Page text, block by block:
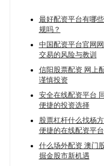
最好配资平台有哪
规吗？
中国配资平台官网
交易的风险与教训
信阳股票配资 网上
谨慎投资
安全在线配资平台
便捷的投资选择
股票杠杆什么找杨
便捷的在线配资平台
什么场外配资 澳门
掘金股市新机遇